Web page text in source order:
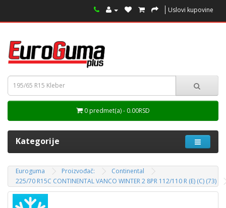
Uslovi kupovine
0 predmet(a) - 0.00RSD
Kategorije
Euroguma Proizvođač:
Continental
225/70 R15C CONTINENTAL VANCO WINTER 2 8PR 112/110 R (E) (C) (73)